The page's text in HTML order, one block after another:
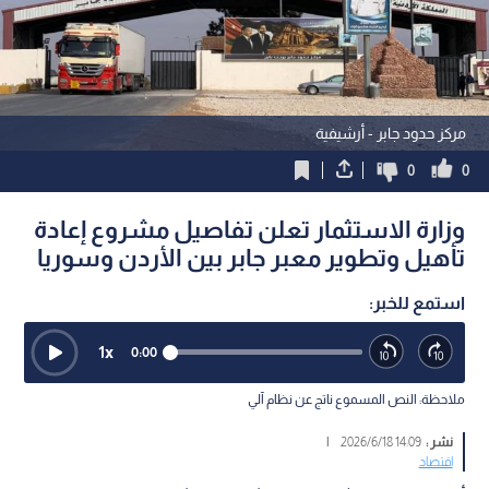
مركز حدود جابر - أرشيفية
0
0
وزارة الاستثمار تعلن تفاصيل مشروع إعادة
تأهيل وتطوير معبر جابر بين الأردن وسوريا
استمع للخبر:
0:00
1x
ملاحظة: النص المسموع ناتج عن نظام آلي
نشر :14:09 2026/6/18
|
اقتصاد